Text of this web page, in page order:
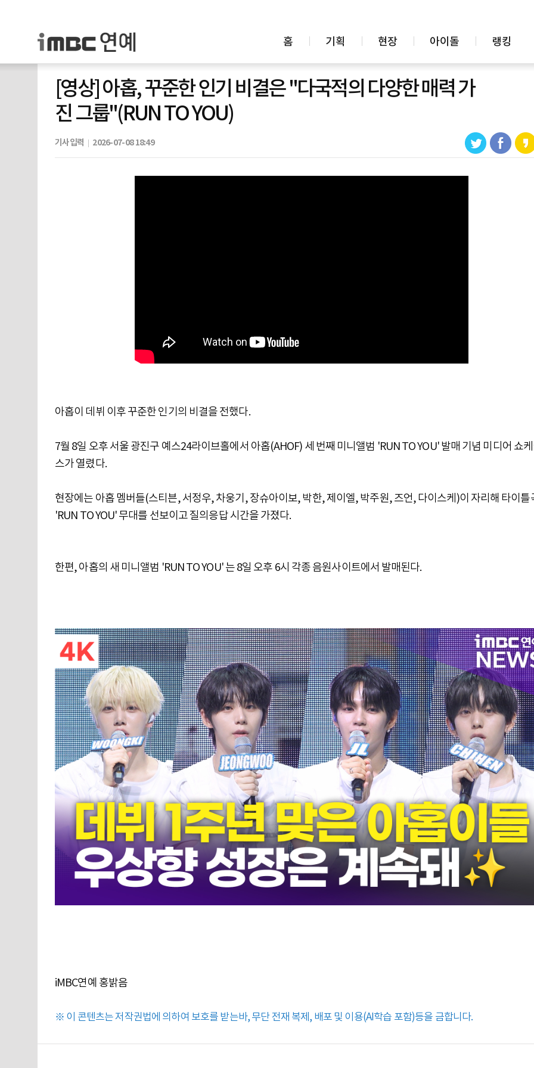
홈 기획 현장 아이돌 랭킹
[영상] 아홉, 꾸준한 인기 비결은 "다국적의 다양한 매력 가
진 그룹"(RUN TO YOU)
기사입력 2026-07-08 18:49
아홉이 데뷔 이후 꾸준한 인기의 비결을 전했다.
7월 8일 오후 서울 광진구 예스24라이브홀에서 아홉(AHOF) 세 번째 미니앨범 'RUN TO YOU' 발매 기념 미디어 쇼
스가 열렸다.
현장에는 아홉 멤버들(스티븐, 서정우, 차웅기, 장슈아이보, 박한, 제이엘, 박주원, 즈언, 다이스케)이 자리해 타이틀
'RUN TO YOU' 무대를 선보이고 질의응답 시간을 가졌다.
한편, 아홉의 새 미니앨범 'RUN TO YOU' 는 8일 오후 6시 각종 음원사이트에서 발매된다.
iMBC연예 홍밝음
※ 이 콘텐츠는 저작권법에 의하여 보호를 받는바, 무단 전재 복제, 배포 및 이용(AI학습 포함)등을 금합니다.